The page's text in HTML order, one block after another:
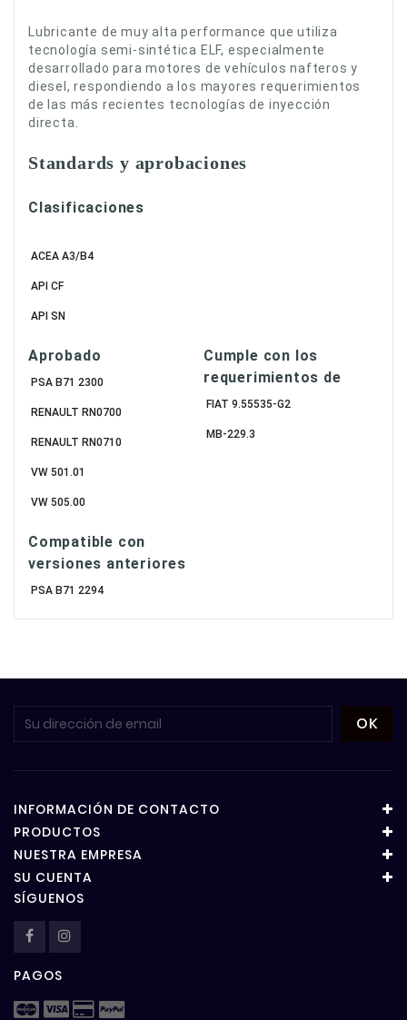
Lubricante de muy alta performance que utiliza
tecnología semi-sintética ELF, especialmente
desarrollado para motores de vehículos nafteros y
diesel, respondiendo a los mayores requerimientos
de las más recientes tecnologías de inyección
directa.
Standards y aprobaciones
Clasificaciones
ACEA A3/B4
API CF
API SN
Aprobado
PSA B71 2300
RENAULT RN0700
RENAULT RN0710
VW 501.01
VW 505.00
Cumple con los
requerimientos de
FIAT 9.55535-G2
MB-229.3
Compatible con
versiones anteriores
PSA B71 2294
INFORMACIÓN DE CONTACTO
PRODUCTOS
NUESTRA EMPRESA
SU CUENTA
SÍGUENOS
PAGOS